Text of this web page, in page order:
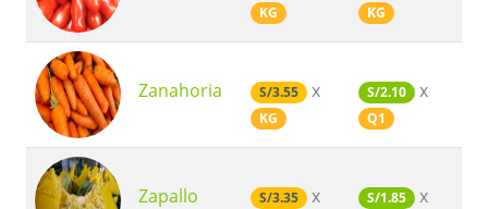
KG KG
Zanahoria S/3.55 x
KG
S/2.10 x
Q1
Zapallo
S/3.35 x S/1.85 x